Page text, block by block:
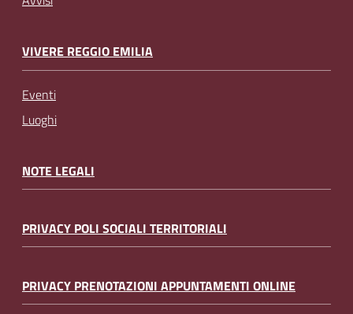
VIVERE REGGIO EMILIA
Eventi
Luoghi
NOTE LEGALI
PRIVACY POLI SOCIALI TERRITORIALI
PRIVACY PRENOTAZIONI APPUNTAMENTI ONLINE